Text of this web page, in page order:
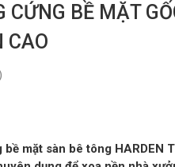
CỨNG BỀ MẶT
CAO
mặt sàn bê tông HARDEN